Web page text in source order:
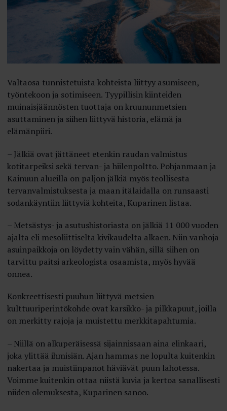
Valtaosa tunnistetuista kohteista liittyy asumiseen,
työntekoon ja sotimiseen. Tyypillisin kiinteiden
muinaisjäännösten tuottaja on kruununmetsien
asuttaminen ja siihen liittyvä historia, elämä ja
elämänpiiri.
– Jälkiä ovat jättäneet etenkin raudan valmistus
kotitarpeiksi sekä tervan- ja hiilenpoltto. Pohjanmaan ja
Kainuun alueilla on paljon jälkiä myös teollisesta
tervanvalmistuksesta ja maan itälaidalla on runsaasti
sodankäyntiin liittyviä kohteita, Kuparinen listaa.
– Metsästys- ja asutushistoriasta on jälkiä 11 000 vuoden
ajalta eli mesoliittiselta kivikaudelta alkaen. Niin vanhoja
asuinpaikkoja on löydetty vain vähän, sillä siihen on
tarvittu paitsi arkeologista osaamista, myös hyvää
onnea.
Konkreettisesti puuhun liittyvä metsien
kulttuuriperintökohde ovat karsikko- ja pilkkapuut, joilla
on merkitty rajoja ja muistettu merkkitapahtumia.
– Niillä on alkuperäisessä sijainnissaan aina elinkaari,
joka ylittää ihmisiän. Ajan hammas ne lopulta kuitenkin
nakertaa ja muistiinpanot häviävät puun lahotessa.
Voimme kuitenkin ottaa niistä kuvia ja kertoa sanallisesti
niiden olemuksesta, Kuparinen sanoo.